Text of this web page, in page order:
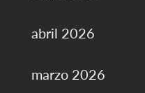
abril 2026
marzo 2026